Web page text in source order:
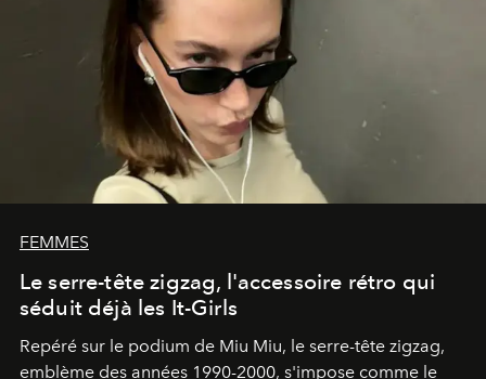
FEMMES
Le serre-tête zigzag, l'accessoire rétro qui
séduit déjà les It-Girls
Repéré sur le podium de Miu Miu, le serre-tête zigzag,
emblème des années 1990-2000, s'impose comme le